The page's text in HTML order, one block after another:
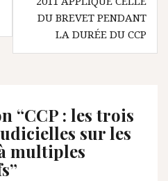
DU BREVET PENDANT
LA DURÉE DU CCP
“CCP : les trois
sur les
multiples
”